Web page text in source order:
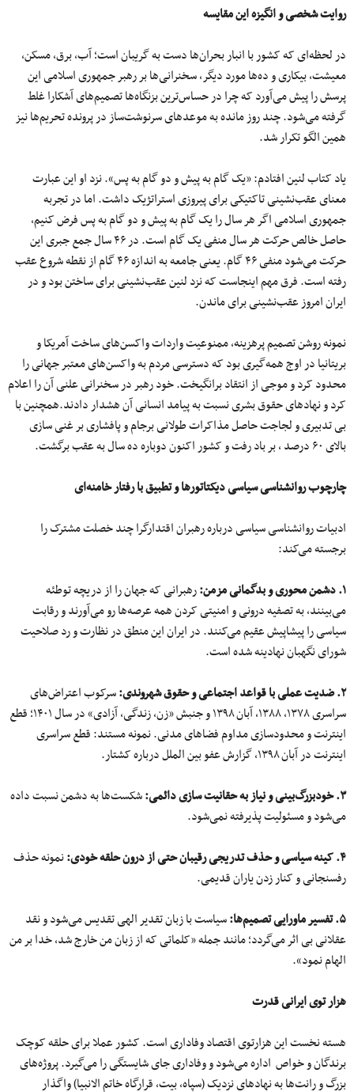
روایت شخصی و انگیزه این مقایسه
در لحظه‌ای که کشور با انبار بحران‌ها دست به گریبان است؛ آب، برق، مسکن،
معیشت، بیکاری و ده‌ها مورد دیگر، سخنرانی‌ها بر رهبر جمهوری اسلامی این
پرسش را پیش می‌آورد که چرا در حساس‌ترین بزنگاه‌ها تصمیم‌های آشکارا غلط
گرفته می‌شود. چند روز مانده به موعدهای سرنوشت‌ساز در پرونده تحریم‌ها نیز
همین الگو تکرار شد.
یاد کتاب لنین افتادم: «یک گام به پیش و دو گام به پس». نزد او این عبارت
معنای عقب‌نشینی تاکتیکی برای پیروزی استراتژیک داشت. اما در تجربه
جمهوری اسلامی اگر هر سال را یک گام به پیش و دو گام به پس فرض کنیم،
حاصل خالص حرکت هر سال منفی یک گام است. در ۴۶ سال جمع جبری این
حرکت می‌شود منفی ۴۶ گام. یعنی جامعه به اندازه ۴۶ گام از نقطه شروع عقب
رفته است. فرق مهم اینجاست که نزد لنین عقب‌نشینی برای ساختن بود و در
ایران امروز عقب‌نشینی برای ماندن.
نمونه روشن تصمیم پرهزینه، ممنوعیت واردات واکسن‌های ساخت آمریکا و
بریتانیا در اوج همه‌گیری بود که دسترسی مردم به واکسن‌های معتبر جهانی را
محدود کرد و موجی از انتقاد برانگیخت. خود رهبر در سخنرانی علنی آن را اعلام
کرد و نهادهای حقوق بشری نسبت به پیامد انسانی آن هشدار دادند.همچنین با
بی تدبیری و لجاجت حاصل مذاکرات طولانی برجام و پافشاری بر غنی سازی
بالای ۶۰ درصد ، بر باد رفت و کشور اکنون دوباره ده سال به عقب برگشت.
چارچوب روانشناسی سیاسی دیکتاتورها و تطبیق با رفتار خامنه‌ای
ادبیات روانشناسی سیاسی درباره رهبران اقتدارگرا چند خصلت مشترک را
برجسته می‌کند:
۱. دشمن محوری و بدگمانی مزمن:
رهبرانی که جهان را از دریچه توطئه
می‌بینند، به تصفیه درونی و امنیتی کردن همه عرصه‌ها رو می‌آورند و رقابت
سیاسی را پیشاپیش عقیم می‌کنند. در ایران این منطق در نظارت و رد صلاحیت
شورای نگهبان نهادینه شده است.
۲. ضدیت عملی با قواعد اجتماعی و حقوق شهروندی:
سرکوب اعتراض‌های
سراسری ۱۳۷۸، ۱۳۸۸، آبان ۱۳۹۸ و جنبش «زن، زندگی، آزادی» در سال ۱۴۰۱؛ قطع
اینترنت و محدودسازی مداوم فضاهای مدنی. نمونه مستند: قطع سراسری
اینترنت در آبان ۱۳۹۸، گزارش عفو بین الملل درباره کشتار.
۳. خودبزرگ‌بینی و نیاز به حقانیت سازی دائمی:
شکست‌ها به دشمن نسبت داده
می‌شود و مسئولیت پذیرفته نمی‌شود.
۴. کینه سیاسی و حذف تدریجی رقیبان حتی از درون حلقه خودی:
نمونه حذف
رفسنجانی و کنار زدن یاران قدیمی.
۵. تفسیر ماورایی تصمیم‌ها:
سیاست با زبان تقدیر الهی تقدیس می‌شود و نقد
عقلانی بی اثر می‌گردد؛ مانند جمله «کلماتی که از زبان من خارج شد، خدا بر من
الهام نمود».
هزار توی ایرانی قدرت
هسته نخست این هزارتوی اقتصاد وفاداری است. کشور عملا برای حلقه کوچک
برندگان و خواص اداره می‌شود و وفاداری جای شایستگی را می‌گیرد. پروژه‌های
بزرگ و رانت‌ها به نهادهای نزدیک (سپاه، بیت، قرارگاه خاتم الانبیا) واگذار